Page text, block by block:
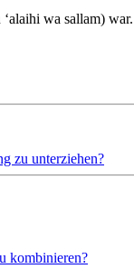
wa sallam) war.
zu unterziehen?
kombinieren?